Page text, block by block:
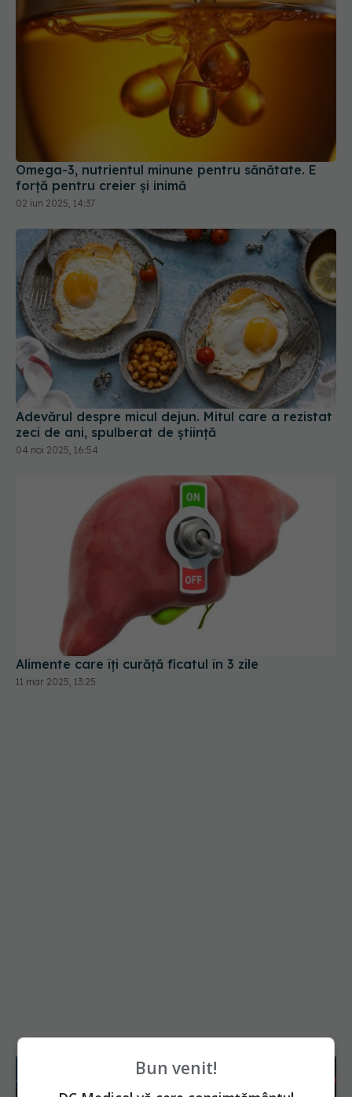
Omega-3, nutrientul minune pentru sănătate. E
02 iun 2025, 14:37
Adevărul despre micul dejun. Mitul care a rezistat
zeci de ani, spulberat de știință
04 noi 2025, 16:54
Alimente care îți curăță ficatul în 3 zile
11 mar 2025, 13:25
Bun venit!